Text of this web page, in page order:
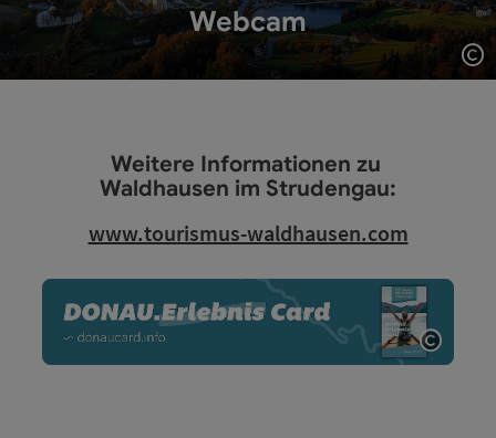
Webcam
Weitere Informationen zu
Waldhausen im Strudengau:
www.tourismus-waldhausen.com